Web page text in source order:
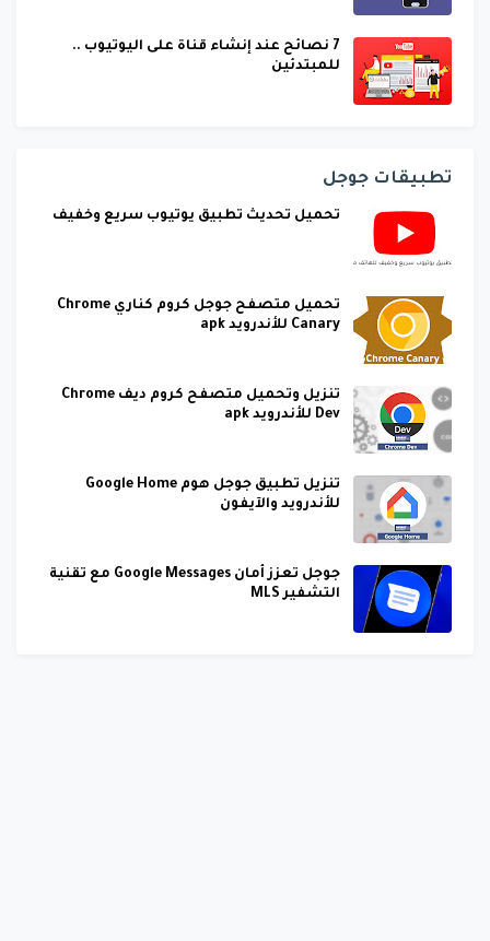
7 نصائح عند إنشاء قناة على اليوتيوب ..
للمبتدئين
تطبيقات جوجل
تحميل تحديث تطبيق يوتيوب سريع وخفيف
تحميل متصفح جوجل كروم كناري Chrome
Canary للأندرويد apk
تنزيل وتحميل متصفح كروم ديف Chrome
Dev للأندرويد apk
تنزيل تطبيق جوجل هوم Google Home
للأندرويد والآيفون
جوجل تعزز أمان Google Messages مع تقنية
التشفير MLS